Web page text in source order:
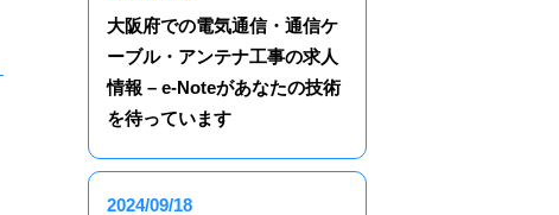
大阪府での電気通信・通信ケ
ーブル・アンテナ工事の求人
情報 – e-Noteがあなたの技術
を待っています
2024/09/18